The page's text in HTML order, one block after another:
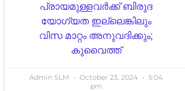
പ്രായമുള്ളവർക്ക് ബിരുദ
യോഗ്യത ഇല്ലെങ്കിലും
വിസ മാറ്റം അനുവദിക്കും;
കുവൈത്ത്
Admin SLM October 23, 2024
5:04
pm